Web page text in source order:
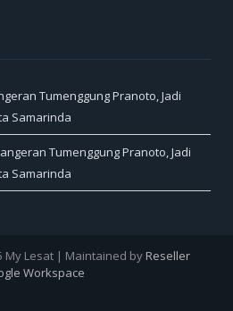
Tumenggung Pranoto, Jadi
Samarinda
Tumenggung Pranoto, Jadi
Samarinda
My Lesat | Maintained by Reseller
Workspace